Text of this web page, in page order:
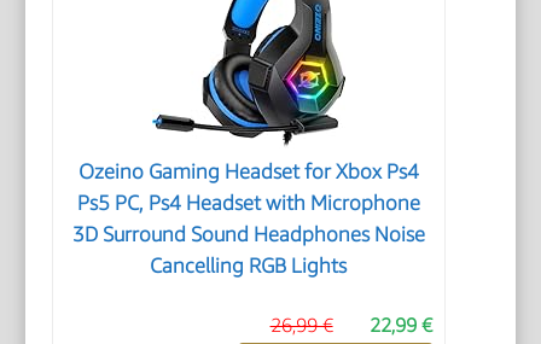
Ozeino Gaming Headset for Xbox Ps4
Ps5 PC, Ps4 Headset with Microphone
3D Surround Sound Headphones Noise
Cancelling RGB Lights
22,99 €
26,99 €